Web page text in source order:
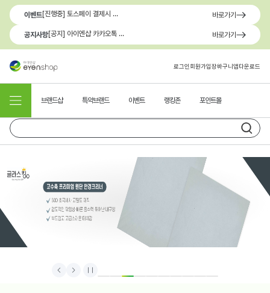
이벤트 [진행중] 토스페이 결제시 최대 1.3만원 혜택 바로가기
공지사항 [공지] 아이엔샵 카카오톡 1:1 문의 채널 이용 안내 바로가기
로그인회원가입장바구니앱다운로드
브랜드샵 특약브랜드 이벤트 랭킹존 포인트몰
Prev Next Stop